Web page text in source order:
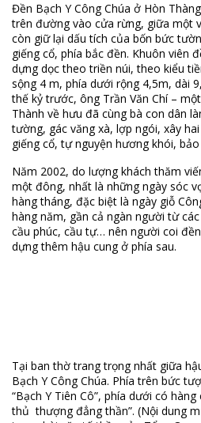
Đền Bạch Y Công Chúa ở Hòn
trên đường vào cửa rừng, giữa một
còn giữ lại dấu tích của bốn bức
giếng cổ, phía bắc đền. Khuôn viên
dựng dọc theo triền núi, theo kiểu
sộng 4 m, phía dưới rộng 4,5m, dài
thế kỷ trước, ông Trần Văn Chí –
Thành về hưu đã cùng bà con dân
tường, gác văng xà, lợp ngói, xây
giếng cổ, tự nguyện hương khói,
Năm 2002, do lượng khách thăm
một đông, nhất là những ngày sóc
hàng tháng, đặc biệt là ngày giỗ
hàng năm, gần cả ngàn người từ
cầu phúc, cầu tự… nên người coi
dựng thêm hậu cung ở phía sau.
Tại ban thờ trang trọng nhất giữa
Bạch Y Công Chúa. Phía trên bức
“Bạch Y Tiên Cô”, phía dưới có
thủ thượng đẳng thần”. (Nội dung